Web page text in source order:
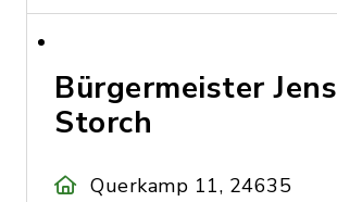
Bürgermeister Jens
Storch
Querkamp 11, 24635